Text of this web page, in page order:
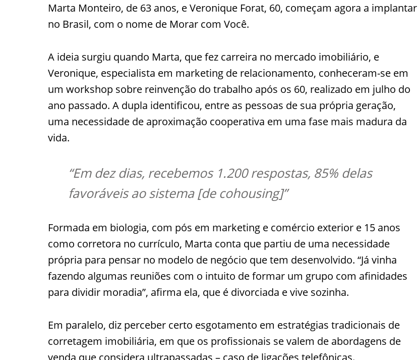
Marta Monteiro, de 63 anos, e Veronique Forat, 60, começam agora a implantar
no Brasil, com o nome de Morar com Você.
A ideia surgiu quando Marta, que fez carreira no mercado imobiliário, e
Veronique, especialista em marketing de relacionamento, conheceram-se em
um workshop sobre reinvenção do trabalho após os 60, realizado em julho do
ano passado. A dupla identificou, entre as pessoas de sua própria geração,
uma necessidade de aproximação cooperativa em uma fase mais madura da
vida.
“Em dez dias, recebemos 1.200 respostas, 85% delas
favoráveis ao sistema [de cohousing]”
Formada em biologia, com pós em marketing e comércio exterior e 15 anos
como corretora no currículo, Marta conta que partiu de uma necessidade
própria para pensar no modelo de negócio que tem desenvolvido. “Já vinha
fazendo algumas reuniões com o intuito de formar um grupo com afinidades
para dividir moradia”, afirma ela, que é divorciada e vive sozinha.
Em paralelo, diz perceber certo esgotamento em estratégias tradicionais de
corretagem imobiliária, em que os profissionais se valem de abordagens de
venda que considera ultrapassadas – caso de ligações telefônicas.